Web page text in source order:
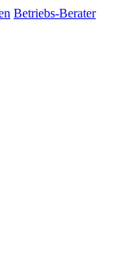
Betriebs-Berater